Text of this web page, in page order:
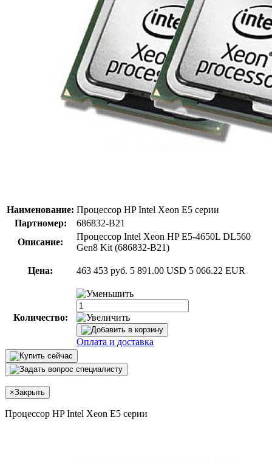
Наименование: Процессор HP Intel Xeon E5 серии
Партномер:
686832-B21
Описание:
Процессор Intel Xeon HP E5-4650L DL560
Gen8 Kit (686832-B21)
Цена: 463 453 руб. 5 891.00 USD 5 066.22 EUR
Количество:
Оплата и доставка
×Закрыть
Процессор HP Intel Xeon E5 серии